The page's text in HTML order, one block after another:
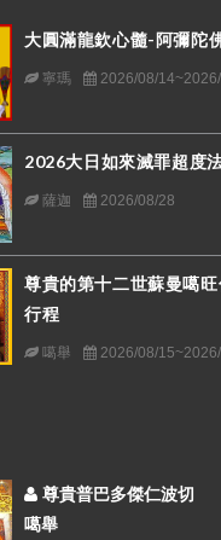
大圓滿龍欽心髓-阿彌陀
寧瑪 2026/08/
2026大日如來滅罪超度
薩迦 2026/08/28
尊貴的第十二世蘇曼噶
行程
噶舉 2026/08/
尊貴普巴多傑仁波切
噶舉